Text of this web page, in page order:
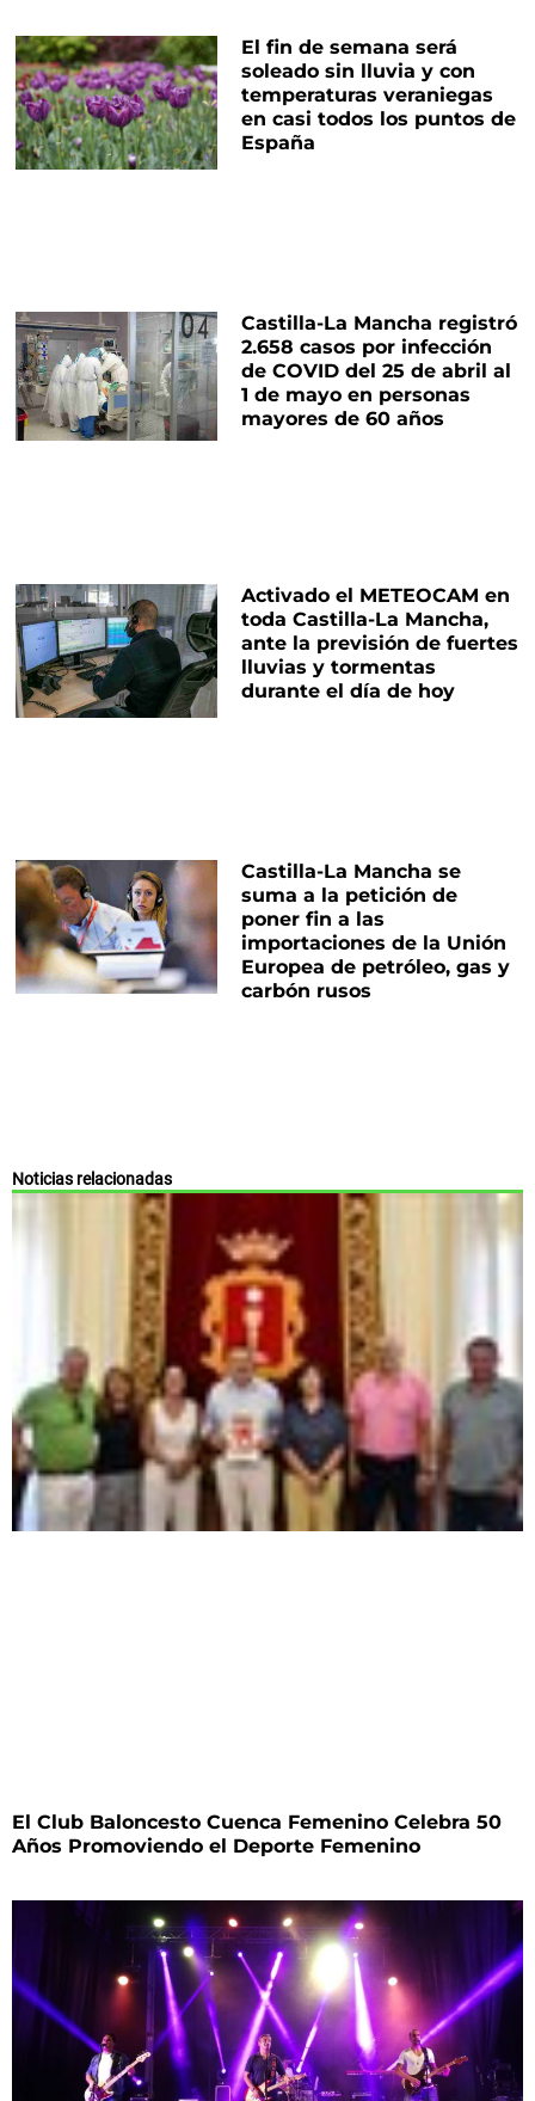
El fin de semana será
soleado sin lluvia y con
temperaturas veraniegas
en casi todos los puntos de
España
Castilla-La Mancha registró
2.658 casos por infección
de COVID del 25 de abril al
1 de mayo en personas
mayores de 60 años
Activado el METEOCAM en
toda Castilla-La Mancha,
ante la previsión de fuertes
lluvias y tormentas
durante el día de hoy
Castilla-La Mancha se
suma a la petición de
poner fin a las
importaciones de la Unión
Europea de petróleo, gas y
carbón rusos
Noticias relacionadas
El Club Baloncesto Cuenca Femenino Celebra 50
Años Promoviendo el Deporte Femenino